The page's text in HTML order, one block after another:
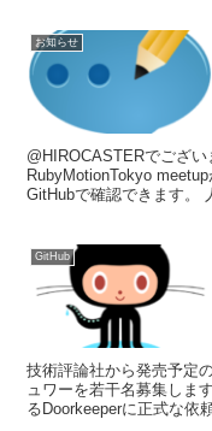
お知らせ
@HIROCASTERでござ
RubyMotionTokyo
GitHubで確認できます。
GitHub
技術評論社から発売予定
ュワーを若干名募集しま
るDoorkeeperに正式な依